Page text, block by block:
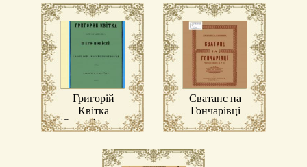
Григорій
Квітка
(Основ’яненко)
і його повісті
Сватанє на
Гончарівці